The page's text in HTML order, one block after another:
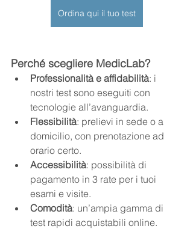
Ordina qui il tuo test
Perché scegliere MedicLab?
Professionalità e affidabilità: i
nostri test sono eseguiti con
tecnologie all’avanguardia.
Flessibilità: prelievi in sede o a
domicilio, con prenotazione ad
orario certo.
Accessibilità: possibilità di
pagamento in 3 rate per i tuoi
esami e visite.
Comodità: un’ampia gamma di
test rapidi acquistabili online.